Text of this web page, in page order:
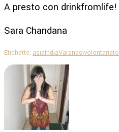
A presto con drinkfromlife!
Sara Chandana
Etichette: asiaIndiaVaranasivolontariato